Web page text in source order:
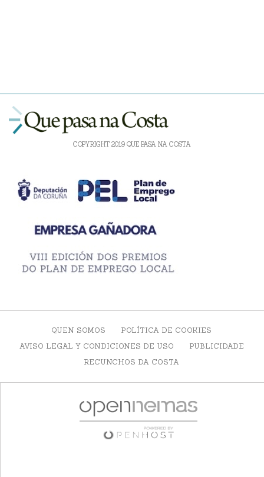
COPYRIGHT 2019 QUE PASA NA COSTA
QUEN SOMOS
POLÍTICA DE COOKIES
AVISO LEGAL Y CONDICIONES DE USO
PUBLICIDADE
RECUNCHOS DA COSTA